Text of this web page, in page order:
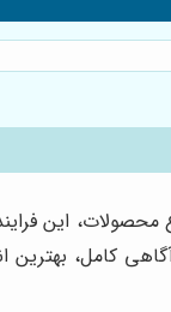
محصولات، این
کامل،